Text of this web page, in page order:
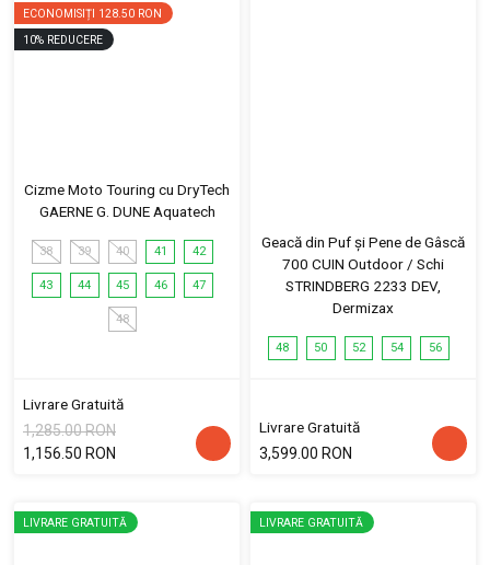
ECONOMISIȚI 128.50 RON
10% REDUCERE
Cizme Moto Touring cu DryTech
GAERNE G. DUNE Aquatech
38 39 40 41 42
43 44 45 46 47
48
Livrare Gratuită
1,285.00 RON
1,156.50 RON
Geacă din Puf și Pene de Gâscă
700 CUIN Outdoor / Schi
STRINDBERG 2233 DEV,
Dermizax
48 50 52 54 56
Livrare Gratuită
3,599.00 RON
LIVRARE GRATUITĂ LIVRARE GRATUITĂ